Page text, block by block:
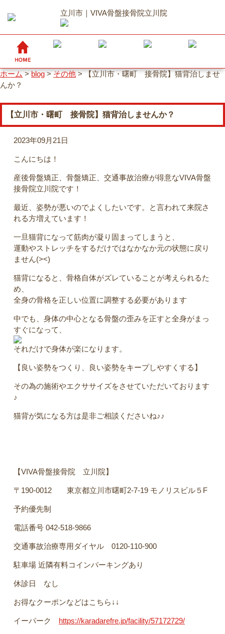
立川市｜VIVA骨盤接骨院立川院
ホーム>blog>その他>【立川市・曙町 接骨院】猫背治しませ
んか？
【立川市・曙町 接骨院】猫背治しませんか？
2023年09月21日
こんにちは！
産後骨盤矯正、骨盤矯正、交通事故治療が得意なVIVA骨盤
接骨院立川院です！
最近、姿勢が悪いのでよくしたいです。と言われて来院さ
れる方増えています！
一旦猫背になって筋肉が凝り固まってしまうと、
運動やストレッチをするだけではなかなか元の状態に戻り
ません(><)
猫背になると、骨格自体がズレていることが考えられるた
め、
全身の骨格を正しい位置に調整する必要があります
中でも、身体の中心となる骨盤の歪みを正すと全身がまっ
すぐになって、
それだけで身体が楽になります。
【良い姿勢をつくり、良い姿勢をキープしやすくする】
その為の施術やエクササイズをさせていただいております
♪
猫背が気になる方は是非ご相談くださいね♪♪
【VIVA骨盤接骨院 立川院】
〒190-0012 東京都立川市曙町2-7-19 モノリスビル５F
予約優先制
電話番号 042-518-9866
交通事故治療専用ダイヤル 0120-110-900
駐車場 近隣有料コインパーキングあり
休診日 なし
お得なクーポンなどはこちら↓↓
イーパーク https://karadarefre.jp/facility/57172729/